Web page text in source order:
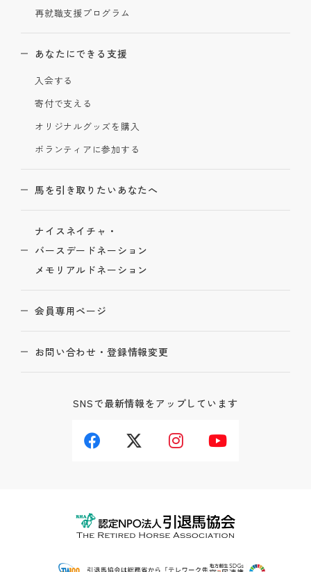
再就職支援プログラム
あなたにできる支援
入会する
寄付で支える
オリジナルグッズを購入
ボランティアに参加する
馬を引き取りたいあなたへ
ナイスネイチャ・
バースデードネーション
メモリアルドネーション
会員専用ページ
お問い合わせ・登録情報変更
SNSで最新情報をアップしています